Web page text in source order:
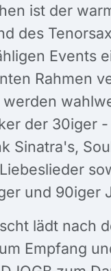
ist der
des
Events
Rahmen
der 30iger
Sinatra's,
und 90iger
lädt nach
Empfang